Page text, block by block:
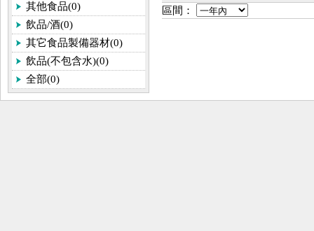
其他食品(0)
飲品/酒(0)
其它食品製備器材(0)
飲品(不包含水)(0)
全部(0)
區間：